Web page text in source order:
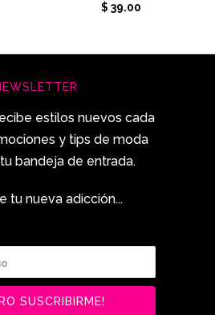
$ 39.00
estilos nuevos cada
y tips de moda
bandeja de entrada.
tu nueva adicción...